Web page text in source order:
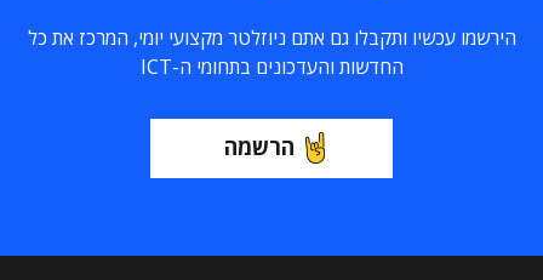
הירשמו עכשיו ותקבלו גם אתם ניוזלטר מקצועי יומי, המרכז את כל
החדשות והעדכונים בתחומי ה-ICT
הרשמה